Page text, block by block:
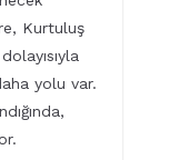
Kurtuluş
yolu var.